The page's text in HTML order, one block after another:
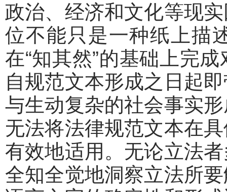
政治、经济和文化等现
位不能只是一种纸上描
在“知其然”的基础上完
自规范文本形成之日起
与生动复杂的社会事实
无法将法律规范文本在
有效地适用。无论立法
全知全觉地洞察立法所